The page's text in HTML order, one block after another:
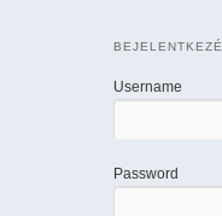
Username
Password